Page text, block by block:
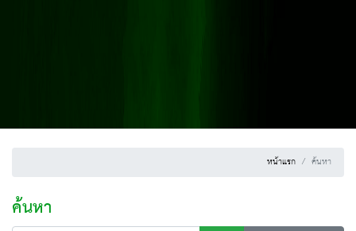
หน้าแรก ค้นหา
ค้นหา